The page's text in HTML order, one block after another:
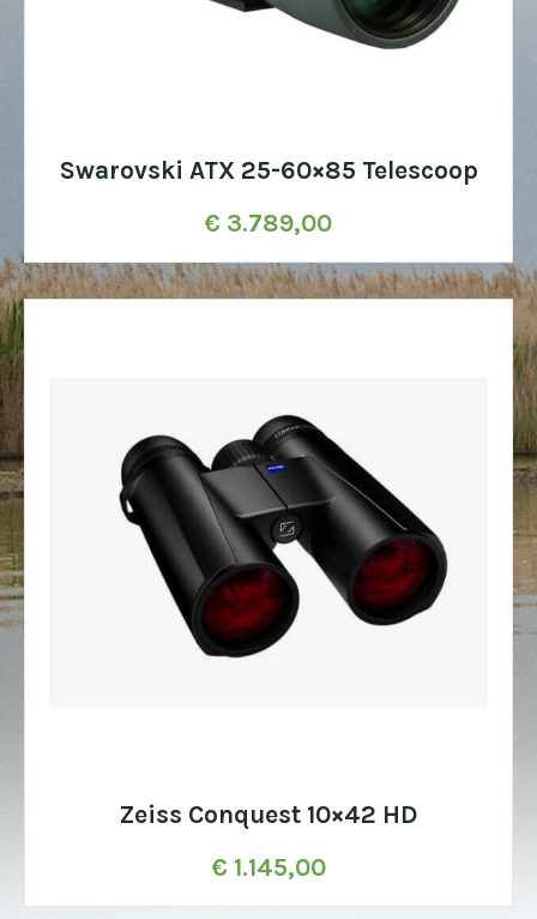
Swarovski ATX 25-60×85 Telescoop
€ 3.789,00
Zeiss Conquest 10×42 HD
€ 1.145,00